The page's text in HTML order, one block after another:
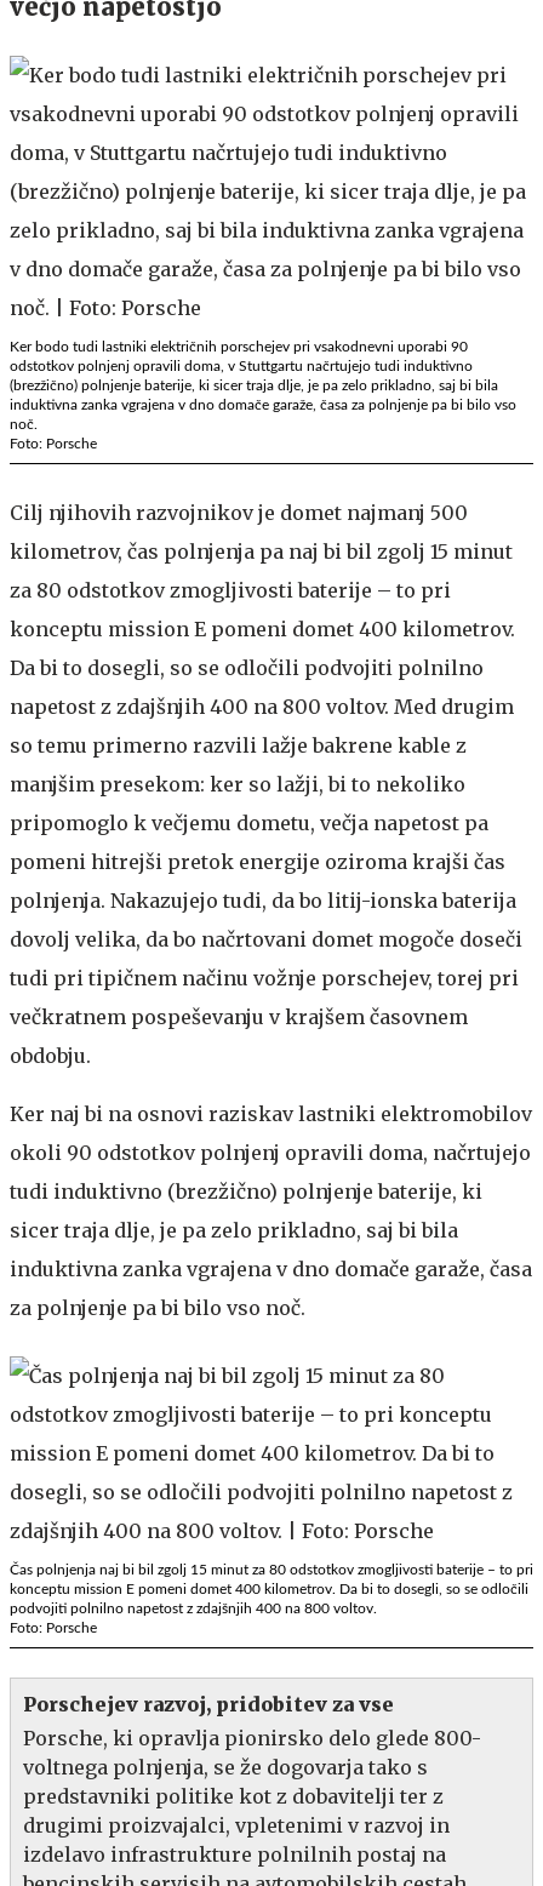
večjo napetostjo
Ker bodo tudi lastniki električnih porschejev pri vsakodnevni uporabi 90
odstotkov polnjenj opravili doma, v Stuttgartu načrtujejo tudi induktivno
(brezžično) polnjenje baterije, ki sicer traja dlje, je pa zelo prikladno, saj bi bila
induktivna zanka vgrajena v dno domače garaže, časa za polnjenje pa bi bilo vso
noč.
Foto: Porsche
Cilj njihovih razvojnikov je domet najmanj 500
kilometrov, čas polnjenja pa naj bi bil zgolj 15 minut
za 80 odstotkov zmogljivosti baterije – to pri
konceptu mission E pomeni domet 400 kilometrov.
Da bi to dosegli, so se odločili podvojiti polnilno
napetost z zdajšnjih 400 na 800 voltov. Med drugim
so temu primerno razvili lažje bakrene kable z
manjšim presekom: ker so lažji, bi to nekoliko
pripomoglo k večjemu dometu, večja napetost pa
pomeni hitrejši pretok energije oziroma krajši čas
polnjenja. Nakazujejo tudi, da bo litij-ionska baterija
dovolj velika, da bo načrtovani domet mogoče doseči
tudi pri tipičnem načinu vožnje porschejev, torej pri
večkratnem pospeševanju v krajšem časovnem
obdobju.
Ker naj bi na osnovi raziskav lastniki elektromobilov
okoli 90 odstotkov polnjenj opravili doma, načrtujejo
tudi induktivno (brezžično) polnjenje baterije, ki
sicer traja dlje, je pa zelo prikladno, saj bi bila
induktivna zanka vgrajena v dno domače garaže, časa
za polnjenje pa bi bilo vso noč.
Čas polnjenja naj bi bil zgolj 15 minut za 80 odstotkov zmogljivosti baterije – to pri
konceptu mission E pomeni domet 400 kilometrov. Da bi to dosegli, so se odločili
podvojiti polnilno napetost z zdajšnjih 400 na 800 voltov.
Foto: Porsche
Porschejev razvoj, pridobitev za vse
Porsche, ki opravlja pionirsko delo glede 800-
voltnega polnjenja, se že dogovarja tako s
predstavniki politike kot z dobavitelji ter z
drugimi proizvajalci, vpletenimi v razvoj in
izdelavo infrastrukture polnilnih postaj na